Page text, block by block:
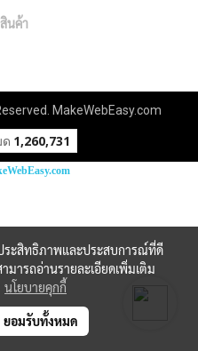
นค้า
MakeWebEasy.com
1,260,731
ระสิทธิภาพและประสบการณ์ที่ดี
มารถอ่านรายละเอียดเพิ่มเติม
นโยบายคุกกี้
ยอมรับทั้งหมด